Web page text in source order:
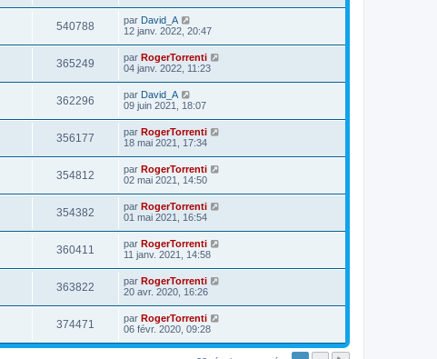
540788 par David_A
12 janv. 2022, 20:47
365249 par RogerTorrenti
04 janv. 2022, 11:23
362296 par David_A
09 juin 2021, 18:07
356177 par RogerTorrenti
18 mai 2021, 17:34
354812 par RogerTorrenti
02 mai 2021, 14:50
354382 par RogerTorrenti
01 mai 2021, 16:54
360411 par RogerTorrenti
11 janv. 2021, 14:58
363822 par RogerTorrenti
20 avr. 2020, 16:26
374471 par RogerTorrenti
06 févr. 2020, 09:28